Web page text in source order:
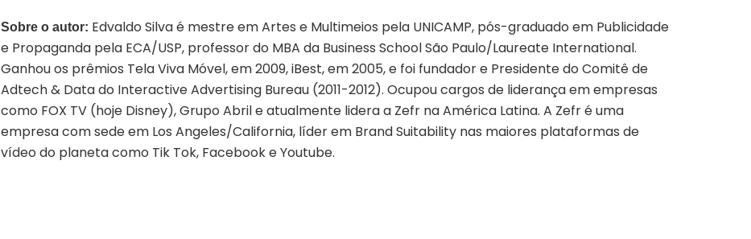
Sobre o autor: Edvaldo Silva é mestre em Artes e Multimeios pela UNICAMP, pós-graduado em Publicidade
e Propaganda pela ECA/USP, professor do MBA da Business School São Paulo/Laureate International.
Ganhou os prêmios Tela Viva Móvel, em 2009, iBest, em 2005, e foi fundador e Presidente do Comitê de
Adtech & Data do Interactive Advertising Bureau (2011-2012). Ocupou cargos de liderança em empresas
como FOX TV (hoje Disney), Grupo Abril e atualmente lidera a Zefr na América Latina. A Zefr é uma
empresa com sede em Los Angeles/California, líder em Brand Suitability nas maiores plataformas de
vídeo do planeta como Tik Tok, Facebook e Youtube.